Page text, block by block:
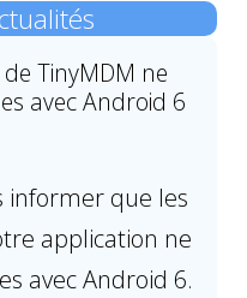
TinyMDM ne
avec Android 6
informer que les
application ne
avec Android 6.